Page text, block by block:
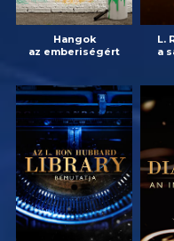
Hangok
az emberiségért
L.
a